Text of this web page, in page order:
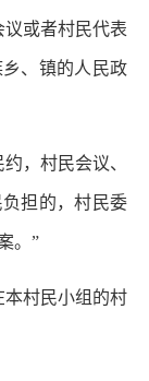
或者村民代表
、镇的人民政
，村民会议、
担的，村民委
。”
村民小组的村